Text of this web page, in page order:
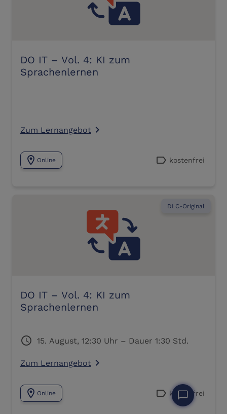
DO IT – Vol. 4: KI zum
Sprachenlernen
Zum Lernangebot navigate_next
location_on Online label kostenfrei
DLC-Original
DO IT – Vol. 4: KI zum
Sprachenlernen
schedule
15. August, 12:30 Uhr – Dauer 1:30 Std.
Zum Lernangebot navigate_next
location_on Online label kostenfrei
chat_bubble